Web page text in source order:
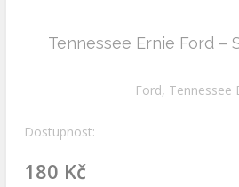
Tennessee Ernie Ford –
Ford, Tennessee
Dostupnost:
180 Kč